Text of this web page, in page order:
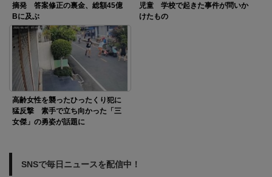
摘発 答案修正の裏金、総額45億
Bに及ぶ
児童 学校で起きた事件が問いか
けたもの
高齢女性を襲ったひったくり犯に
猛反撃 素手で立ち向かった「三
女傑」の勇姿が話題に
SNSで毎日ニュースを配信中！